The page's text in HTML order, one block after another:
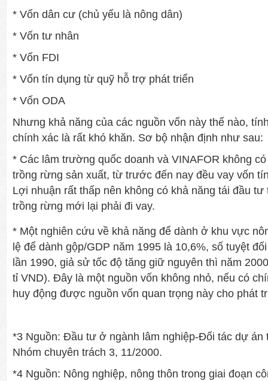
* Vốn dân cư (chủ yếu là nông dân)
* Vốn tư nhân
* Vốn FDI
* Vốn tín dụng từ quỹ hỗ trợ phát triển
* Vốn ODA
Nhưng khả năng của các nguồn vốn này thế nào,
chính xác là rất khó khăn. Sơ bộ nhận định như sau:
* Các lâm trường quốc doanh và VINAFOR không
trồng rừng sản xuất, từ trước đến nay đều vay vốn
Lợi nhuận rất thấp nên không có khả năng tái đầu
trồng rừng mới lại phải đi vay.
* Một nghiên cứu về khả năng để dành ở khu vực
lệ để dành gộp/GDP năm 1995 là 10,6%, số tuyệt
lần 1990, giả sử tốc độ tăng giữ nguyên thì năm
tỉ VND). Đây là một nguồn vốn không nhỏ, nếu có
huy động được nguồn vốn quan trọng này cho phát
*3 Nguồn: Đầu tư ở ngành lâm nghiệp-Đối tác dự án
Nhóm chuyên trách 3, 11/2000.
*4 Nguồn: Nông nghiệp, nông thôn trong giai đoạn